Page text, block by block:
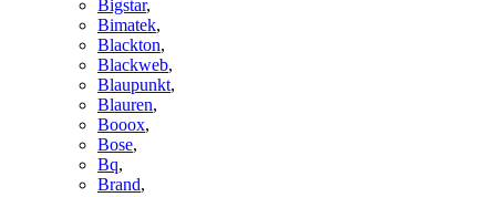
Bigstar,
Bimatek,
Blackton,
Blackweb,
Blaupunkt,
Blauren,
Booox,
Bose,
Bq,
Brand,